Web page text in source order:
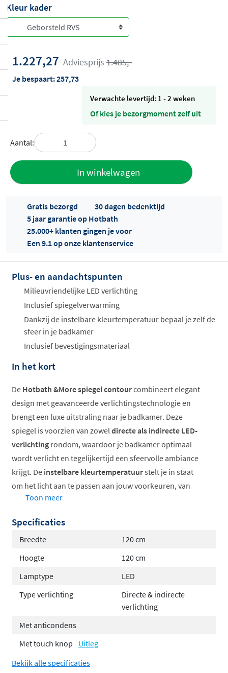
Kleur kader
1.227,27 Adviesprijs 1.485,-
Je bespaart:257,73
Verwachte levertijd: 1 - 2 weken
Of kies je bezorgmoment zelf uit
Aantal:
In winkelwagen
Offertes
ophalen...
Gratis bezorgd
30 dagen bedenktijd
5 jaar garantie op Hotbath
25.000+ klanten gingen je voor
Een 9.1 op onze klantenservice
Plus- en aandachtspunten
Milieuvriendelijke LED verlichting
Inclusief spiegelverwarming
Dankzij de instelbare kleurtemperatuur bepaal je zelf de
sfeer in je badkamer
Inclusief bevestigingsmateriaal
In het kort
De Hotbath &More spiegel contourcombineert elegant
design met geavanceerde verlichtingstechnologie en
brengt een luxe uitstraling naar je badkamer. Deze
spiegel is voorzien van zoweldirecte als indirecte LED-
verlichting rondom, waardoor je badkamer optimaal
wordt verlicht en tegelijkertijd een sfeervolle ambiance
krijgt. De instelbare kleurtemperatuurstelt je in staat
om het licht aan te passen aan jouw voorkeuren, van
warm en gezellig tot helder en fris.
Directe en indirecte verlichting rondom
Instelbare kleurtemperatuur voor elke sfeer
Verkrijgbaar in verschillende kleuren en formaten
Elegante spiegellijst in diverse afwerkingen
Omkeerbaar te monteren
De &More collectie van Hotbath
De &More serie van Hotbath staat bekend om zijn
functionaliteit naadloos verenigen. Deze collectie biedt
Toon meer
Specificaties
Breedte
120 cm
Hoogte
120 cm
Lamptype
LED
Type verlichting
Directe & indirecte
verlichting
Met anticondens
Met touch knop
Uitleg
Bekijk alle specificaties